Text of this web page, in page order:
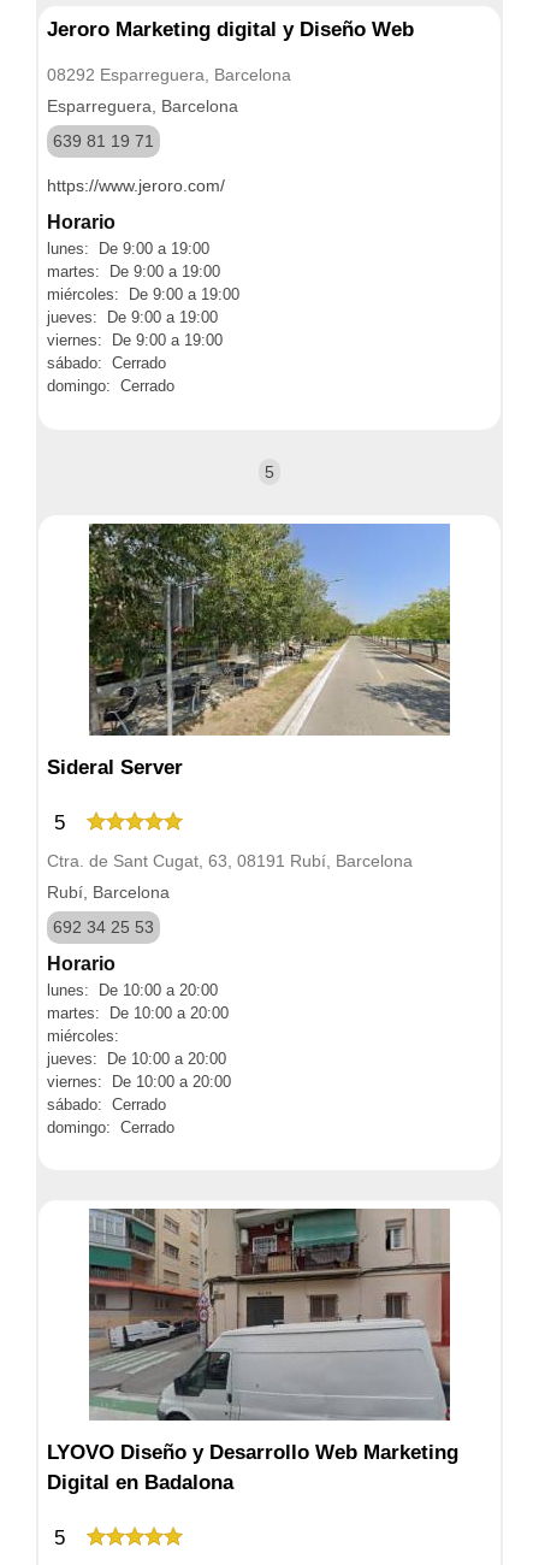
Jeroro Marketing digital y Diseño Web
08292 Esparreguera, Barcelona
Esparreguera, Barcelona
639 81 19 71
https://www.jeroro.com/
Horario
lunes: De 9:00 a 19:00
martes: De 9:00 a 19:00
miércoles: De 9:00 a 19:00
jueves: De 9:00 a 19:00
viernes: De 9:00 a 19:00
sábado: Cerrado
domingo: Cerrado
5
Sideral Server
5
Ctra. de Sant Cugat, 63, 08191 Rubí, Barcelona
Rubí, Barcelona
692 34 25 53
Horario
lunes: De 10:00 a 20:00
martes: De 10:00 a 20:00
miércoles:
jueves: De 10:00 a 20:00
viernes: De 10:00 a 20:00
sábado: Cerrado
domingo: Cerrado
LYOVO Diseño y Desarrollo Web Marketing
Digital en Badalona
5